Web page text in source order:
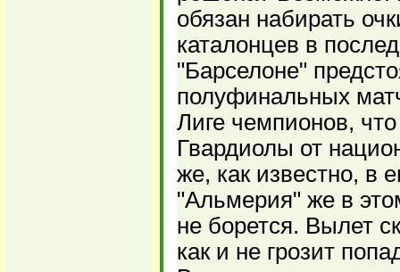
обязан набирать
каталонцев в
"Барселоне"
полуфинальных
Лиге чемпионов,
Гвардиолы от
же, как известно, в
"Альмерия" же в
не борется. Вылет
как и не грозит